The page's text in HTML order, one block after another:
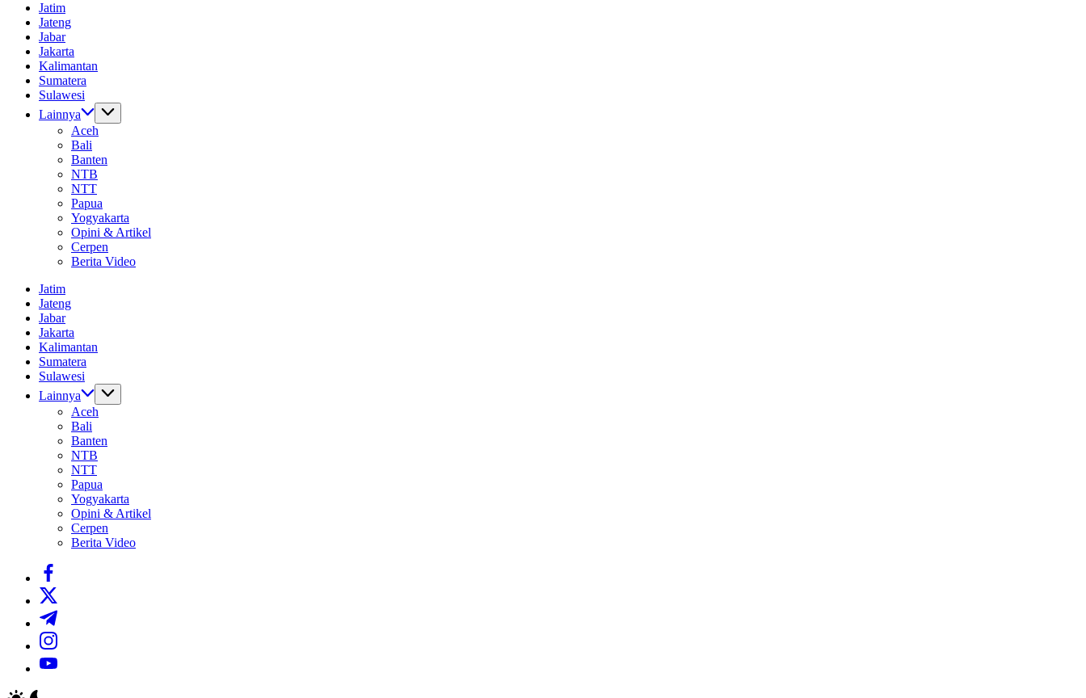
Dunia
Tanpa
Batas
Informasi
Dunia
Tanpa
Batas
Jatim
Jateng
Jabar
Jakarta
Kalimantan
Sumatera
Sulawesi
Lainnya
Aceh
Bali
Banten
NTB
NTT
Papua
Yogyakarta
Opini & Artikel
Cerpen
Berita Video
Jatim
Jateng
Jabar
Jakarta
Kalimantan
Sumatera
Sulawesi
Lainnya
Aceh
Bali
Banten
NTB
NTT
Papua
Yogyakarta
Opini & Artikel
Cerpen
Berita Video
https://www.facebook.com/
https://twitter.com/
https://t.me/
https://www.instagram.com/
https://youtube.com/